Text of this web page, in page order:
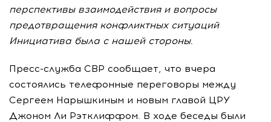
перспективы взаимодействия и вопросы
предотвращения конфликтных ситуаций
Инициатива была с нашей стороны.
Пресс-служба СВР сообщает, что вчера
состоялись телефонные переговоры между
Сергеем Нарышкиным и новым главой ЦРУ
Джоном Ли Рэтклиффом. В ходе беседы были